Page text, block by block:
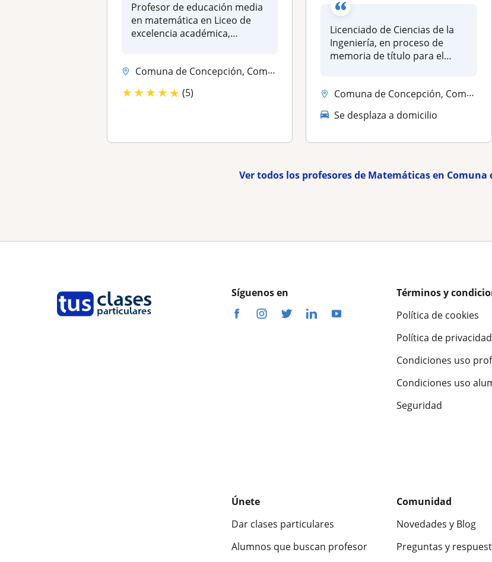
Profesor de educación media
en matemática en Liceo de
excelencia académica,
Comuna de Concepción, Comuna de Hualpén, Comuna de San Pedro de la Paz...
★★★★★ (5)
Licenciado de Ciencias de la
Ingeniería, en proceso de
memoria de título para el
Comuna de Concepción, Comuna de Hualpén, Comuna de San Pedro de la Paz
Se desplaza a domicilio
Ver todos los profesores de Matemáticas en Comuna
Síguenos en
Términos y
Política de cookies
Política de privacidad
Condiciones uso
Condiciones uso
Seguridad
Únete
Dar clases particulares
Alumnos que buscan profesor
Comunidad
Novedades y Blog
Preguntas y